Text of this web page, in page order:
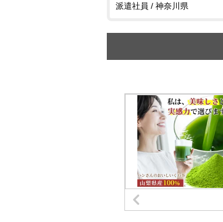
派遣社員 / 神奈川県